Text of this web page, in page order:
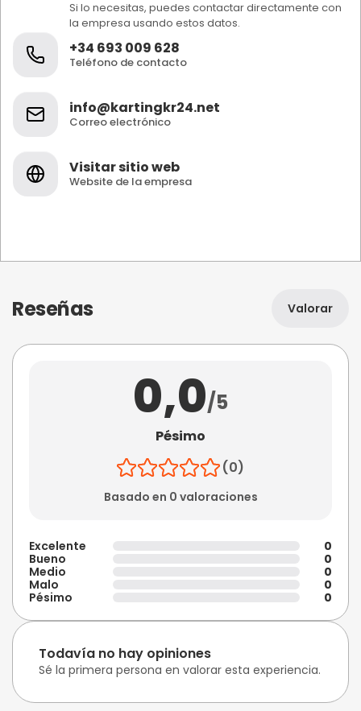
Si lo necesitas, puedes contactar directamente con
la empresa usando estos datos.
+34 693 009 628
Teléfono de contacto
info@kartingkr24.net
Correo electrónico
Visitar sitio web
Website de la empresa
Reseñas Valorar
0,0/5
Pésimo
(0)
Basado en 0 valoraciones
Excelente
0
Bueno
0
Medio
0
Malo
0
Pésimo
0
Todavía no hay opiniones
Sé la primera persona en valorar esta experiencia.